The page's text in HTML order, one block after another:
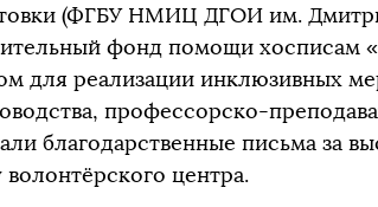
(ФГБУ НМИЦ ДГОИ им.
фонд помощи хосписам
для реализации инклюзивных
профессорско-
благодарственные письма за
центра.